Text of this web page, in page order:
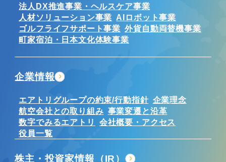
法人DX推進事業・ヘルスケア事業
人材ソリューション事業 AIロボット事業
ゴルフライフサポート事業 外貨自動両替機事業
町家宿泊・日本文化体験事業
企業情報
エアトリグループの約束/行動指針 企業理念
航空会社との取り組み 事業変遷と沿革
数字でみるエアトリ
会社概要・アクセス
役員一覧
株主・投資家情報（IR）